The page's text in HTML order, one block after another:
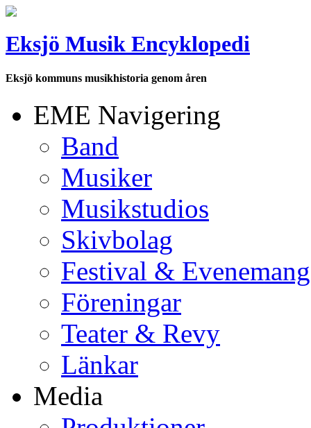
Eksjö Musik Encyklopedi
Eksjö kommuns musikhistoria genom åren
EME Navigering
Band
Musiker
Musikstudios
Skivbolag
Festival & Evenemang
Föreningar
Teater & Revy
Länkar
Media